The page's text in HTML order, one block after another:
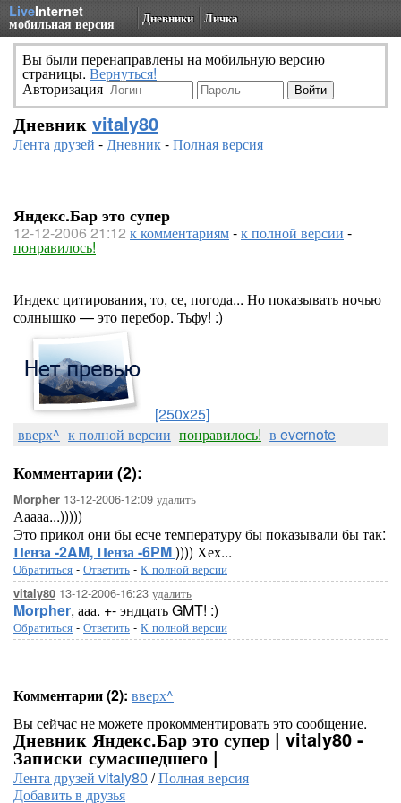
LiveInternet
мобильная версия Дневники Личка
Вы были перенаправлены на мобильную версию
страницы. Вернуться!
Авторизация
Дневник vitaly80
Лента друзей -Дневник-Полная версия
Яндекс.Бар это супер
12-12-2006 21:12 к комментариям-к полной версии -
понравилось!
Индекс цитирования, то, се, погода... Но показывать ночью
солнышко — это перебор. Тьфу! :)
[250x25]
вверх^ к полной версии понравилось! в evernote
Комментарии (2):
Morpher 13-12-2006-12:09 удалить
Ааааа...)))))
Это прикол они бы есче температуру бы показывали бы так:
Пенза -2AM, Пенза -6PM)))) Хех...
Обратиться - Ответить - К полной версии
vitaly80 13-12-2006-16:23 удалить
Morpher, ааа. +- эндцать GMT! :)
Обратиться - Ответить - К полной версии
Комментарии (2): вверх^
Вы сейчас не можете прокомментировать это сообщение.
Дневник Яндекс.Бар это супер | vitaly80 -
Записки сумасшедшего |
Лента друзей vitaly80 /Полная версия
Добавить в друзья